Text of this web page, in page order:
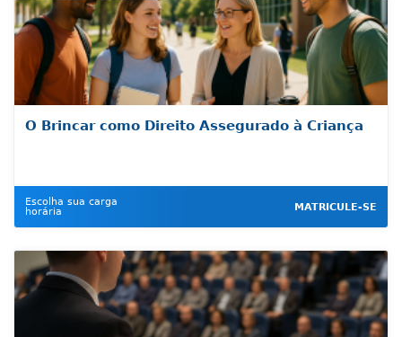
O Brincar como Direito Assegurado à Criança
Escolha sua carga
horária
MATRICULE-SE